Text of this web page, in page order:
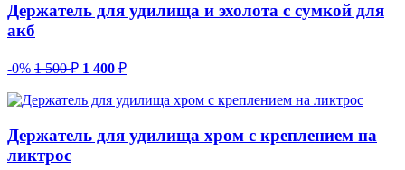
Держатель для удилища и эхолота с сумкой для
акб
-0% 1 500₽ 1 400 ₽
Держатель для удилища хром с креплением на
ликтрос